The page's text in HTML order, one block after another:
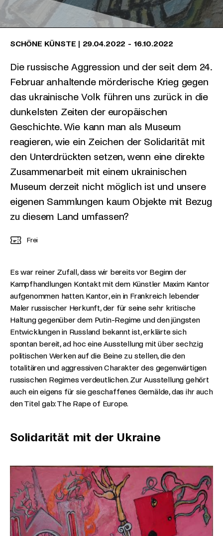
SCHÖNE KÜNSTE | 29.04.2022 - 16.10.2022
Die russische Aggression und der seit dem 24.
Februar anhaltende mörderische Krieg gegen
das ukrainische Volk führen uns zurück in die
dunkelsten Zeiten der europäischen
Geschichte. Wie kann man als Museum
reagieren, wie ein Zeichen der Solidarität mit
den Unterdrückten setzen, wenn eine direkte
Zusammenarbeit mit einem ukrainischen
Museum derzeit nicht möglich ist und unsere
eigenen Sammlungen kaum Objekte mit Bezug
zu diesem Land umfassen?
Frei
Es war reiner Zufall, dass wir bereits vor Beginn der
Kampfhandlungen Kontakt mit dem Künstler Maxim Kantor
aufgenommen hatten. Kantor, ein in Frankreich lebender
Maler russischer Herkunft, der für seine sehr kritische
Haltung gegenüber dem Putin-Regime und den jüngsten
Entwicklungen in Russland bekannt ist, erklärte sich
spontan bereit, ad hoc eine Ausstellung mit über sechzig
politischen Werken auf die Beine zu stellen, die den
totalitären und aggressiven Charakter des gegenwärtigen
russischen Regimes verdeutlichen. Zur Ausstellung gehört
auch ein eigens für sie geschaffenes Gemälde, das ihr auch
den Titel gab: The Rape of Europe.
Solidarität mit der Ukraine